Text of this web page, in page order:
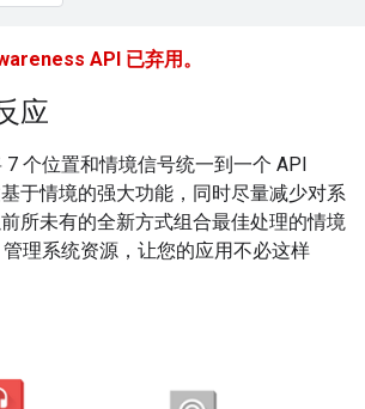
API 已弃用。
应
7 个位置和情境信号统一到一个 API
于情境的强大功能，同时尽量减少对系
所未有的全新方式组合最佳处理的情境
理系统资源，让您的应用不必这样